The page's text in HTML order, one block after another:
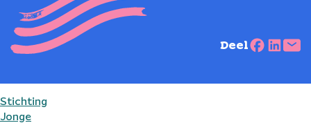
Deel
Stichting
Jonge